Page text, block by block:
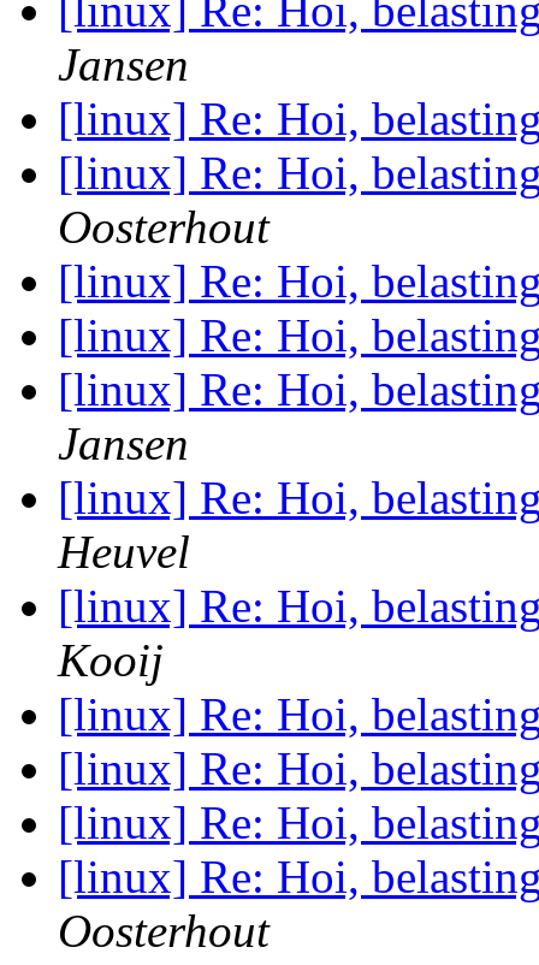
[linux] Re: Hoi,
Jansen
[linux] Re: Hoi,
[linux] Re: Hoi,
Oosterhout
[linux] Re: Hoi,
[linux] Re: Hoi,
[linux] Re: Hoi,
Jansen
[linux] Re: Hoi,
Heuvel
[linux] Re: Hoi,
Kooij
[linux] Re: Hoi,
[linux] Re: Hoi,
[linux] Re: Hoi,
[linux] Re: Hoi,
Oosterhout